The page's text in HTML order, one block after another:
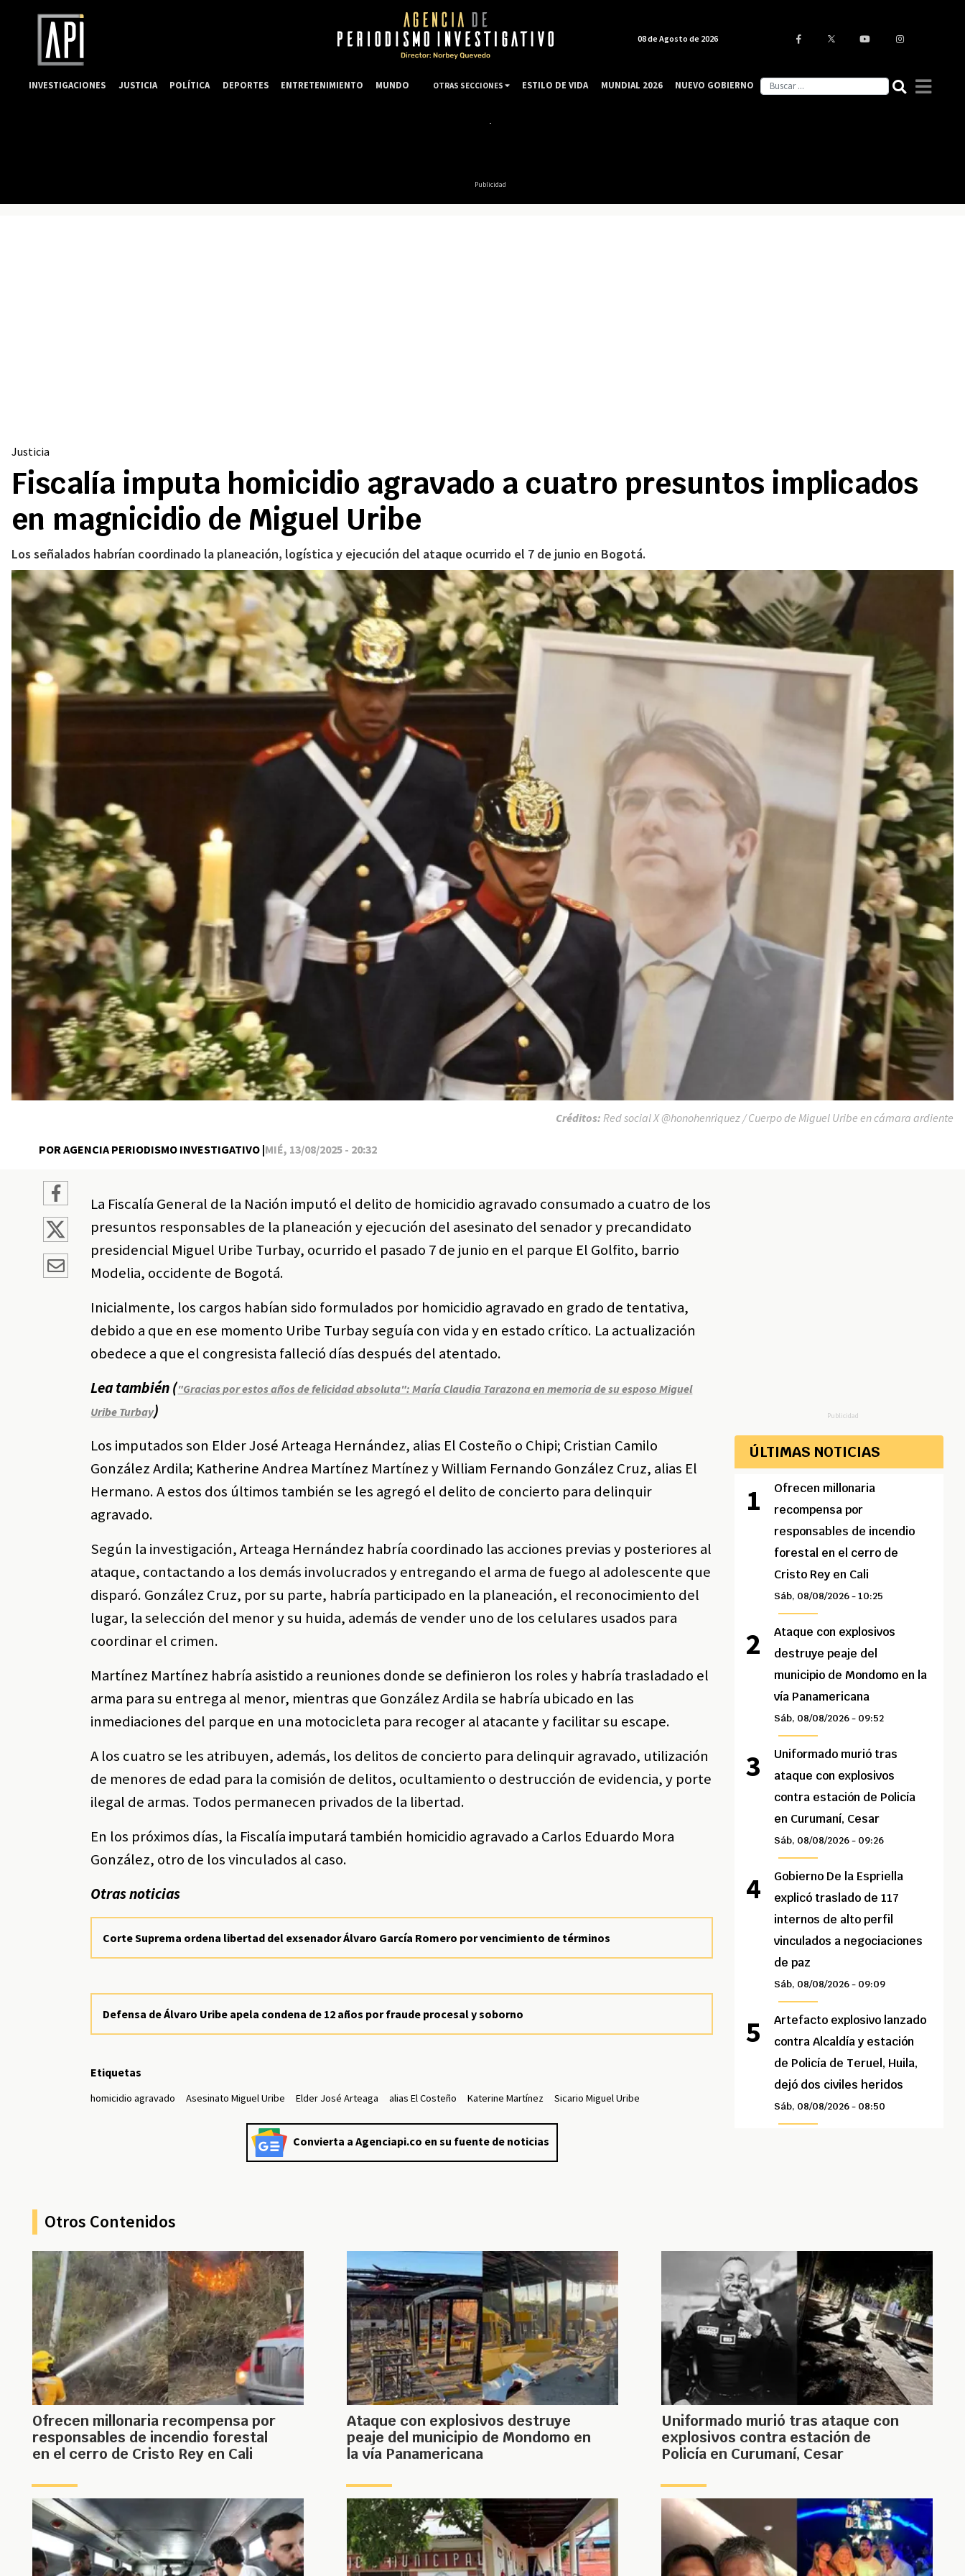
Publicidad
Justicia
Fiscalía imputa homicidio agravado a cuatro presuntos implicados
en magnicidio de Miguel Uribe
Los señalados habrían coordinado la planeación, logística y ejecución del ataque ocurrido el 7 de junio en Bogotá.
POR AGENCIA PERIODISMO INVESTIGATIVO |MIÉ, 13/08/2025 - 20:32
Créditos: Red social X @honohenriquez / Cuerpo de Miguel Uribe en cámara ardiente
La Fiscalía General de la Nación imputó el delito de homicidio agravado consumado a cuatro de los
presuntos responsables de la planeación y ejecución del asesinato del senador y precandidato
presidencial Miguel Uribe Turbay, ocurrido el pasado 7 de junio en el parque El Golfito, barrio
Modelia, occidente de Bogotá.
Inicialmente, los cargos habían sido formulados por homicidio agravado en grado de tentativa,
debido a que en ese momento Uribe Turbay seguía con vida y en estado crítico. La actualización
obedece a que el congresista falleció días después del atentado.
Lea también ("Gracias por estos años de felicidad absoluta": María Claudia Tarazona en memoria de su esposo Miguel
Uribe Turbay)
Los imputados son Elder José Arteaga Hernández, alias El Costeño o Chipi; Cristian Camilo
González Ardila; Katherine Andrea Martínez Martínez y William Fernando González Cruz, alias El
Hermano. A estos dos últimos también se les agregó el delito de concierto para delinquir
agravado.
Según la investigación, Arteaga Hernández habría coordinado las acciones previas y posteriores al
ataque, contactando a los demás involucrados y entregando el arma de fuego al adolescente que
disparó. González Cruz, por su parte, habría participado en la planeación, el reconocimiento del
lugar, la selección del menor y su huida, además de vender uno de los celulares usados para
coordinar el crimen.
Martínez Martínez habría asistido a reuniones donde se definieron los roles y habría trasladado el
arma para su entrega al menor, mientras que González Ardila se habría ubicado en las
inmediaciones del parque en una motocicleta para recoger al atacante y facilitar su escape.
A los cuatro se les atribuyen, además, los delitos de concierto para delinquir agravado, utilización
de menores de edad para la comisión de delitos, ocultamiento o destrucción de evidencia, y porte
ilegal de armas. Todos permanecen privados de la libertad.
En los próximos días, la Fiscalía imputará también homicidio agravado a Carlos Eduardo Mora
González, otro de los vinculados al caso.
Otras noticias
Corte Suprema ordena libertad del exsenador Álvaro García Romero por vencimiento de términos
Defensa de Álvaro Uribe apela condena de 12 años por fraude procesal y soborno
Etiquetas
homicidio agravado Asesinato Miguel Uribe Elder José Arteaga alias El Costeño Katerine Martínez Sicario Miguel Uribe
Convierta a Agenciapi.co en su fuente de noticias
Publicidad
ÚLTIMAS NOTICIAS
Ofrecen millonaria
recompensa por
responsables de incendio
forestal en el cerro de
Cristo Rey en Cali
Sáb, 08/08/2026 - 10:25
Ataque con explosivos
destruye peaje del
municipio de Mondomo en la
vía Panamericana
Sáb, 08/08/2026 - 09:52
Uniformado murió tras
ataque con explosivos
contra estación de Policía
en Curumaní, Cesar
Sáb, 08/08/2026 - 09:26
Gobierno De la Espriella
explicó traslado de 117
internos de alto perfil
vinculados a negociaciones
de paz
Sáb, 08/08/2026 - 09:09
Artefacto explosivo lanzado
contra Alcaldía y estación
de Policía de Teruel, Huila,
dejó dos civiles heridos
Sáb, 08/08/2026 - 08:50
Otros Contenidos
Ofrecen millonaria recompensa por
responsables de incendio forestal
en el cerro de Cristo Rey en Cali
Ataque con explosivos destruye
peaje del municipio de Mondomo en
la vía Panamericana
Uniformado murió tras ataque con
explosivos contra estación de
Policía en Curumaní, Cesar
08 de Agosto de 2026
INVESTIGACIONES JUSTICIA POLÍTICA DEPORTES ENTRETENIMIENTO MUNDO OTRAS SECCIONES ESTILO DE VIDA MUNDIAL 2026 NUEVO GOBIERNO